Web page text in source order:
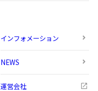
インフォメーション
NEWS
運営会社